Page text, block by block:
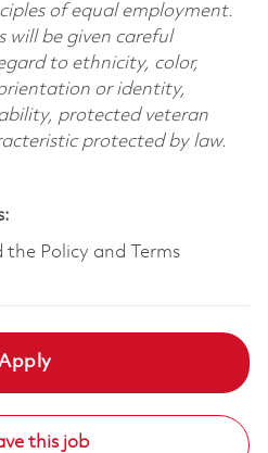
of equal employment.
will be given careful
to ethnicity, color,
or identity,
protected veteran
protected by law.
Policy and Terms
this job